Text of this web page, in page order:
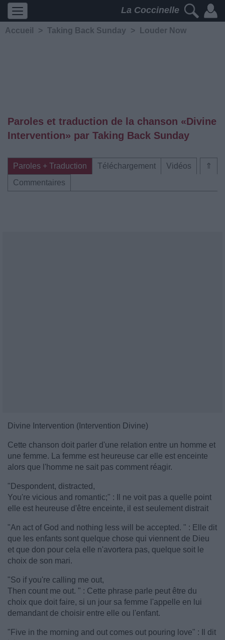
La Coccinelle
Accueil > Taking Back Sunday > Louder Now
Paroles et traduction de la chanson «Divine
Intervention» par Taking Back Sunday
⇑
Paroles + Traduction Téléchargement
Vidéos
Commentaires
Divine Intervention (Intervention Divine)
Cette chanson doit parler d'une relation entre un homme et
une femme. La femme est heureuse car elle est enceinte
alors que l'homme ne sait pas comment réagir.
"Despondent, distracted,
You're vicious and romantic;" : Il ne voit pas a quelle point
elle est heureuse d'être enceinte, il est seulement distrait
"An act of God and nothing less will be accepted. " : Elle dit
que les enfants sont quelque chose qui viennent de Dieu
et que don pour cela elle n'avortera pas, quelque soit le
choix de son mari.
"So if you're calling me out,
Then count me out. " : Cette phrase parle peut être du
choix que doit faire, si un jour sa femme l'appelle en lui
demandant de choisir entre elle ou l'enfant.
"Five in the morning and out comes out pouring love" : Il dit